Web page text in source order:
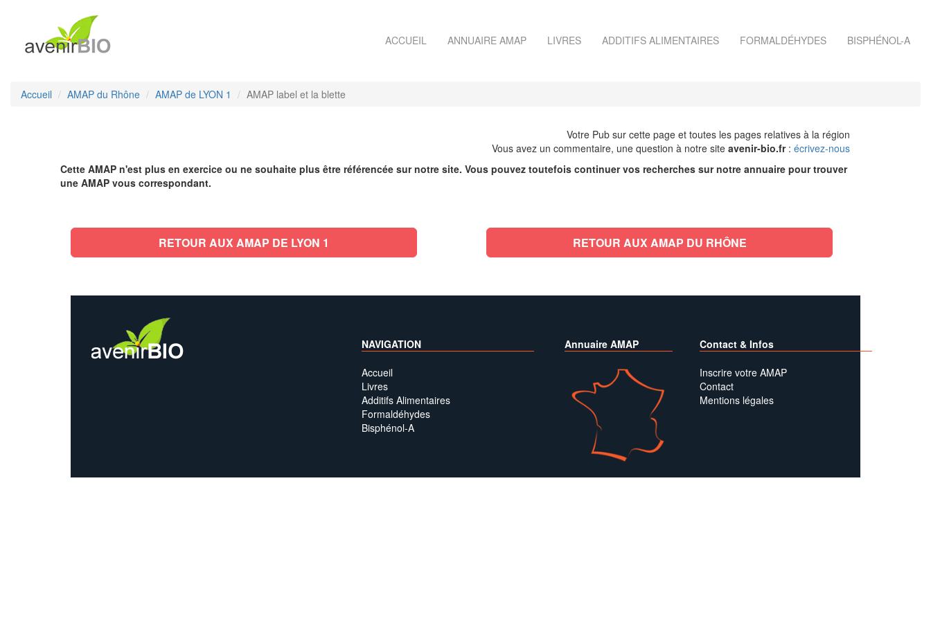
ACCUEIL ANNUAIRE AMAP LIVRES ADDITIFS ALIMENTAIRES FORMALDÉHYDES BISPHÉNOL-A
Accueil AMAP du Rhône AMAP de LYON 1 AMAP label et la blette
Votre Pub sur cette page et toutes les pages relatives à la région
Vous avez un commentaire, une question à notre site avenir-bio.fr: écrivez-nous
Cette AMAP n'est plus en exercice ou ne souhaite plus être référencée sur notre site. Vous pouvez toutefois continuer vos recherches sur notre annuaire pour trouver
une AMAP vous correspondant.
RETOUR AUX AMAP DE LYON 1 RETOUR AUX AMAP DU RHÔNE
NAVIGATION
Accueil
Livres
Additifs Alimentaires
Formaldéhydes
Bisphénol-A
Annuaire AMAP Contact & Infos
Inscrire votre AMAP
Contact
Mentions légales